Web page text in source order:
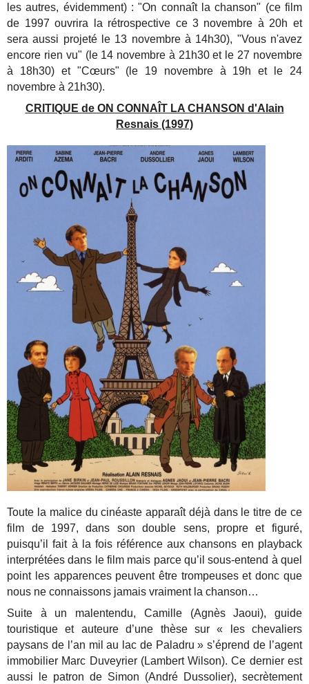
les autres, évidemment) : "On connaît la chanson" (ce film
de 1997 ouvrira la rétrospective ce 3 novembre à 20h et
sera aussi projeté le 13 novembre à 14h30), "Vous n'avez
encore rien vu" (le 14 novembre à 21h30 et le 27 novembre
à 18h30) et "Cœurs" (le 19 novembre à 19h et le 24
novembre à 21h30).
CRITIQUE de ON CONNAÎT LA CHANSON d'Alain
Resnais (1997)
Toute la malice du cinéaste apparaît déjà dans le titre de ce
film de 1997, dans son double sens, propre et figuré,
puisqu’il fait à la fois référence aux chansons en playback
interprétées dans le film mais parce qu’il sous-entend à quel
point les apparences peuvent être trompeuses et donc que
nous ne connaissons jamais vraiment la chanson…
Suite à un malentendu, Camille (Agnès Jaoui), guide
touristique et auteure d’une thèse sur « les chevaliers
paysans de l’an mil au lac de Paladru » s’éprend de l’agent
immobilier Marc Duveyrier (Lambert Wilson). Ce dernier est
aussi le patron de Simon (André Dussolier), secrètement